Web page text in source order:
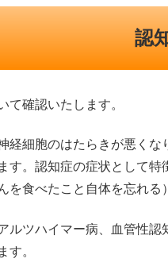
認
て確認いたします。
経細胞のはたらきが悪く
す。認知症の症状として特
を食べたこと自体を忘れる）
ルツハイマー病、血管性
す。